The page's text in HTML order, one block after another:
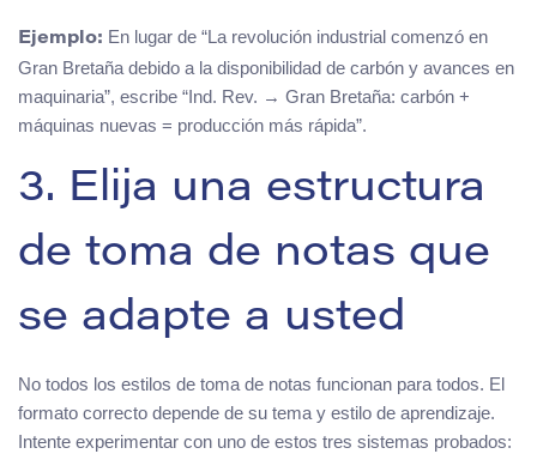
Ejemplo: En lugar de “La revolución industrial comenzó en
Gran Bretaña debido a la disponibilidad de carbón y avances en
maquinaria”, escribe “Ind. Rev. → Gran Bretaña: carbón +
máquinas nuevas = producción más rápida”.
3. Elija una estructura
de toma de notas que
se adapte a usted
No todos los estilos de toma de notas funcionan para todos. El
formato correcto depende de su tema y estilo de aprendizaje.
Intente experimentar con uno de estos tres sistemas probados: